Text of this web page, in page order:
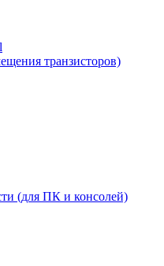
транзисторов)
(для ПК и консолей)